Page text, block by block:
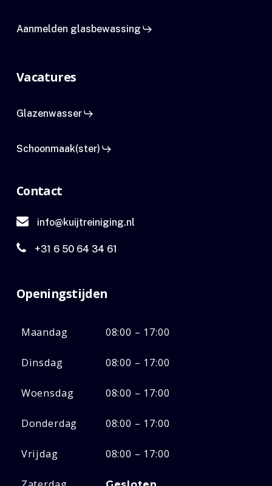
Aanmelden glasbewassing
Vacatures
Glazenwasser
Schoonmaak(ster)
Contact
info@kuijtreiniging.nl
+31 6 50 64 34 61
Openingstijden
Maandag 08:00 – 17:00
Dinsdag 08:00 – 17:00
Woensdag 08:00 – 17:00
Donderdag 08:00 – 17:00
Vrijdag 08:00 – 17:00